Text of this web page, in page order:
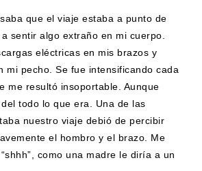
que el viaje estaba a punto de
sentir algo extraño en mi cuerpo.
eléctricas en mis brazos y
mi pecho. Se fue intensificando cada
me resultó insoportable. Aunque
todo lo que era. Una de las
nuestro viaje debió de percibir
el hombro y el brazo. Me
como una madre le diría a un